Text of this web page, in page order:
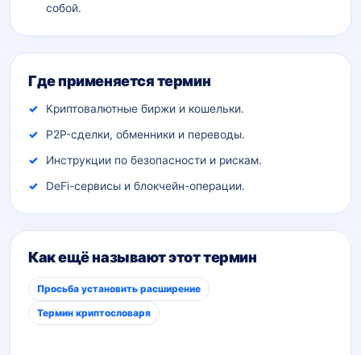
собой.
Где применяется термин
Криптовалютные биржи и кошельки.
P2P-сделки, обменники и переводы.
Инструкции по безопасности и рискам.
DeFi-сервисы и блокчейн-операции.
Как ещё называют этот термин
Просьба установить расширение
Термин криптословаря